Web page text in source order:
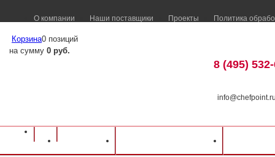
О компании Наши поставщики Проекты Политика
Корзина0 позиций
на сумму 0 руб.
8 (495)
Оборудование для ресторанов и кафе